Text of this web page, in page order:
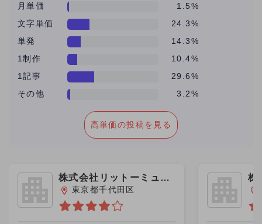
月単価
1.5%
文字単価
24.3%
単発
14.3%
1制作
10.4%
1記事
29.6%
その他
3.2%
高単価の投稿を見る
株式会社リットーミュー
ジック
東京都千代田区
株
ス